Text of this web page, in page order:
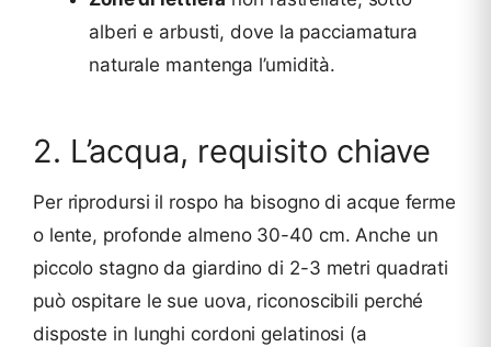
alberi e arbusti, dove la pacciamatura
naturale mantenga l’umidità.
2. L’acqua, requisito chiave
Per riprodursi il rospo ha bisogno di acque ferme
o lente, profonde almeno 30-40 cm. Anche un
piccolo stagno da giardino di 2-3 metri quadrati
può ospitare le sue uova, riconoscibili perché
disposte in lunghi cordoni gelatinosi (a